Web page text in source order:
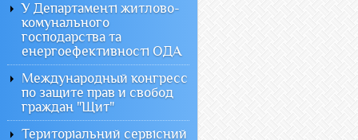
У Департаменті житлово-
комунального
господарства та
енергоефективності ОДА
Международный конгресс
по защите прав и свобод
граждан "Щит"
Територіальний сервісний